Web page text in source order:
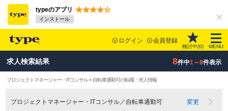
typeのアプリ
インストール
ログイン 会員登録
検討中(0) MENU
求人検索結果 8件中1～8件表示
プロジェクトマネージャー・ITコンサル × 自転車通勤可の転職・求人情報
プロジェクトマネージャー・ITコンサル／自転車通勤可 変更